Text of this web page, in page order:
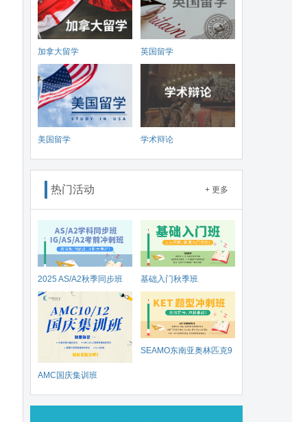
加拿大留学 英国留学
美国留学 学术辩论
热门活动 + 更多
2025 AS/A2秋季同步班 基础入门秋季班
AMC国庆集训班
SEAMO东南亚奥林匹克9